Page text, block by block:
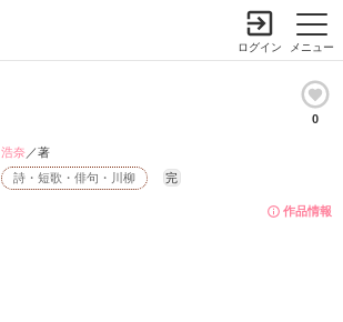
メニュー
ログイン
0
作品情報
詩・短歌・俳句・川柳 完
浩奈／著